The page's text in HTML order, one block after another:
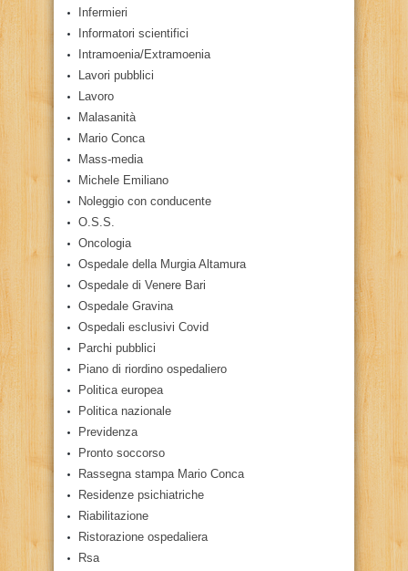
Infermieri
Informatori scientifici
Intramoenia/Extramoenia
Lavori pubblici
Lavoro
Malasanità
Mario Conca
Mass-media
Michele Emiliano
Noleggio con conducente
O.S.S.
Oncologia
Ospedale della Murgia Altamura
Ospedale di Venere Bari
Ospedale Gravina
Ospedali esclusivi Covid
Parchi pubblici
Piano di riordino ospedaliero
Politica europea
Politica nazionale
Previdenza
Pronto soccorso
Rassegna stampa Mario Conca
Residenze psichiatriche
Riabilitazione
Ristorazione ospedaliera
Rsa